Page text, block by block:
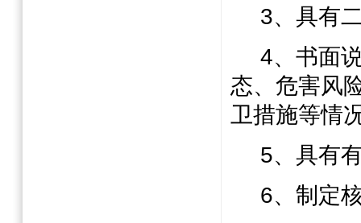
3、具有
4、书面
态、危害风
卫措施等情
5、具有
6、制定